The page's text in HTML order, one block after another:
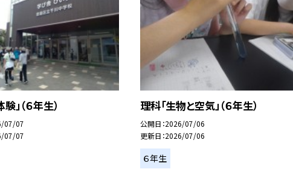
」（６年生）
07/07
07/07
理科「生物と空気」（６年生）
公開日 2026/07/06
更新日 2026/07/06
６年生